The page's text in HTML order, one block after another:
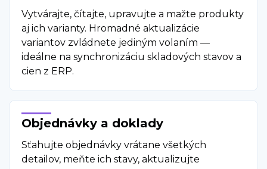
Vytvárajte, čítajte, upravujte a mažte produkty
aj ich varianty. Hromadné aktualizácie
variantov zvládnete jediným volaním —
ideálne na synchronizáciu skladových stavov a
cien z ERP.
Objednávky a doklady
Sťahujte objednávky vrátane všetkých
detailov, meňte ich stavy, aktualizujte